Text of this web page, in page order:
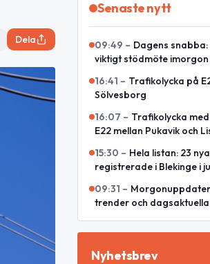
Dela
Senaste nytt
09:49 – Dagens
viktigt stödmöte imorgon
16:41 – Trafikolycka på
Sölvesborg
16:07 – Trafikolycka
E22 mellan Pukavik och
15:30 – Hela listan: 23
registrerade i Blekinge i
09:31 –
trender och
Nyhetsbrev